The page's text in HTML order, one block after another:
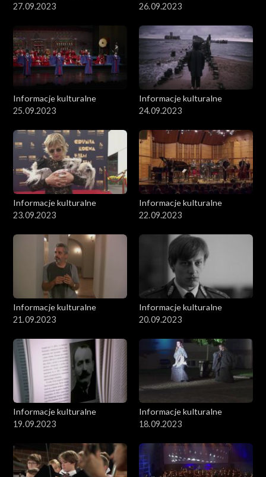
27.09.2023
26.09.2023
Informacje kulturalne
25.09.2023
Informacje kulturalne
24.09.2023
Informacje kulturalne
23.09.2023
Informacje kulturalne
22.09.2023
Informacje kulturalne
21.09.2023
Informacje kulturalne
20.09.2023
Informacje kulturalne
19.09.2023
Informacje kulturalne
18.09.2023